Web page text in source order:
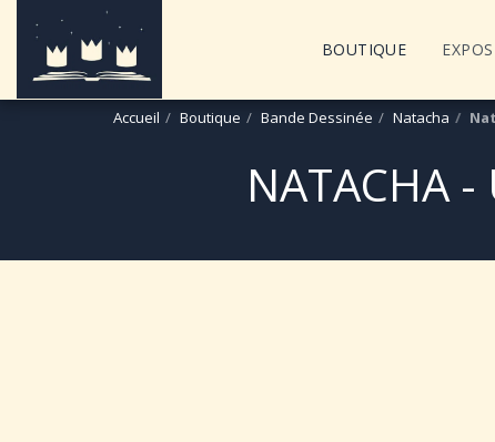
BOUTIQUE
Accueil Boutique Bande Dessinée Natacha
NATACHA